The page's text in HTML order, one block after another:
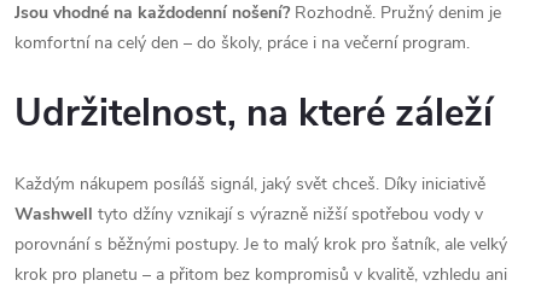
Jsou vhodné na každodenní nošení?Rozhodně. Pružný denim je
komfortní na celý den – do školy, práce i na večerní program.
Udržitelnost, na které záleží
Každým nákupem posíláš signál, jaký svět chceš. Díky iniciativě
Washwell tyto džíny vznikají s výrazně nižší spotřebou vody v
porovnání s běžnými postupy. Je to malý krok pro šatník, ale velký
krok pro planetu – a přitom bez kompromisů v kvalitě, vzhledu ani